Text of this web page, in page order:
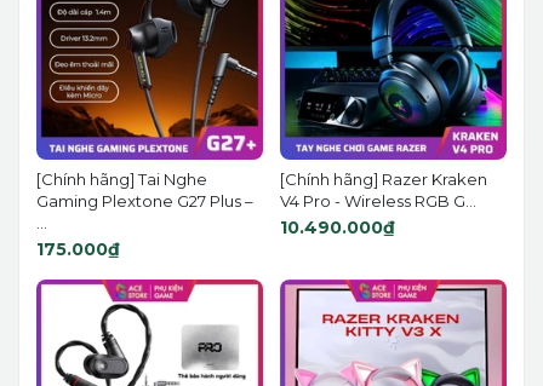
[Chính hãng] Tai Nghe
Gaming Plextone G27 Plus –
175.000₫
[Chính hãng] Razer Kraken
V4 Pro - Wireless RGB G...
10.490.000₫